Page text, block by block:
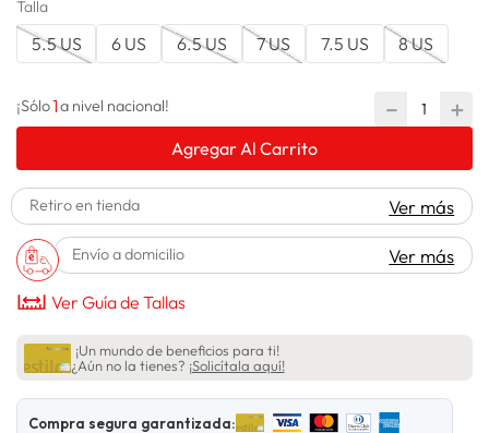
10. lavadora
Talla
5.5 US 6 US 6.5 US 7 US 7.5 US 8 US
¡Sólo1a nivel nacional! ＋
－
Agregar Al Carrito
Retiro en tienda Ver más
Envío a domicilio Ver más
Ver Guía de Tallas
¡Un mundo de beneficios para ti!
¿Aún no la tienes? ¡Solicítala aquí!
Compra segura garantizada: